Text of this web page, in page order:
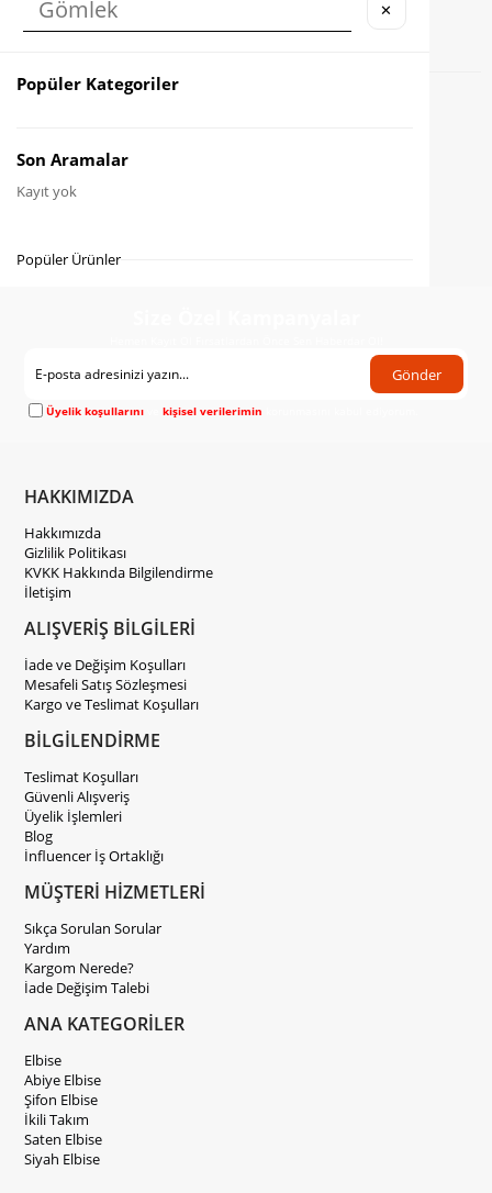
Kapıda Nakit veya Kart ile Ödeme İmkanı
Karşılaştır
Fiyat Düşünce Haber Ver
Gönder
Üyelik koşullarını vekişisel verilerimin
HAKKIMIZDA
Hakkımızda
Gizlilik Politikası
KVKK Hakkında Bilgilendirme
İletişim
ALIŞVERİŞ BİLGİLERİ
İade ve Değişim Koşulları
Mesafeli Satış Sözleşmesi
Kargo ve Teslimat Koşulları
BİLGİLENDİRME
Teslimat Koşulları
Güvenli Alışveriş
Üyelik İşlemleri
Blog
İnfluencer İş Ortaklığı
MÜŞTERİ HİZMETLERİ
Sıkça Sorulan Sorular
Yardım
Kargom Nerede?
İade Değişim Talebi
ANA KATEGORİLER
Elbise
Abiye Elbise
Şifon Elbise
İkili Takım
Saten Elbise
Siyah Elbise
✕
Popüler Kategoriler
Son Aramalar
Kayıt yok
Popüler Ürünler